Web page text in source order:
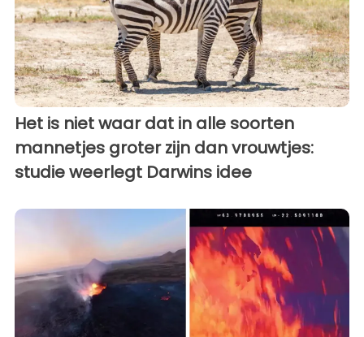
Het is niet waar dat in alle soorten
mannetjes groter zijn dan vrouwtjes:
studie weerlegt Darwins idee